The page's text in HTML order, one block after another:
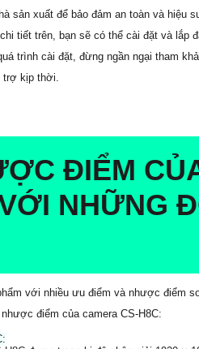
sản xuất để bảo đảm an toàn và hiệu
tiết trên, bạn sẽ có thể cài đặt và lắp
trình cài đặt, đừng ngần ngại tham
kịp thời.
ĐIỂM
NHỮNG
với nhiều ưu điểm và nhược điểm
điểm của camera CS-H8C: